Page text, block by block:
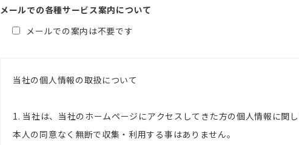
メールでの各種サービス案内について
メールでの案内は不要です
当社の個人情報の取扱について
1. 当社は、当社のホームページにアクセスしてきた方の個人情報に関
本人の同意なく無断で収集・利用する事はありません。